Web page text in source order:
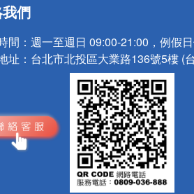
們
間： 週一至週日 09:00-21:00，例假
址： 台北市北投區大業路136號5樓 (